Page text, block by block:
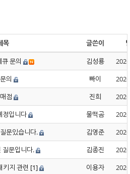
목 글쓴이
문의 김성룡
의 빠이
점 진희
정입니다 물떡곰
문있습니다. 김영준
질문입니다. 김종진
키지 관련 [1] 이용자